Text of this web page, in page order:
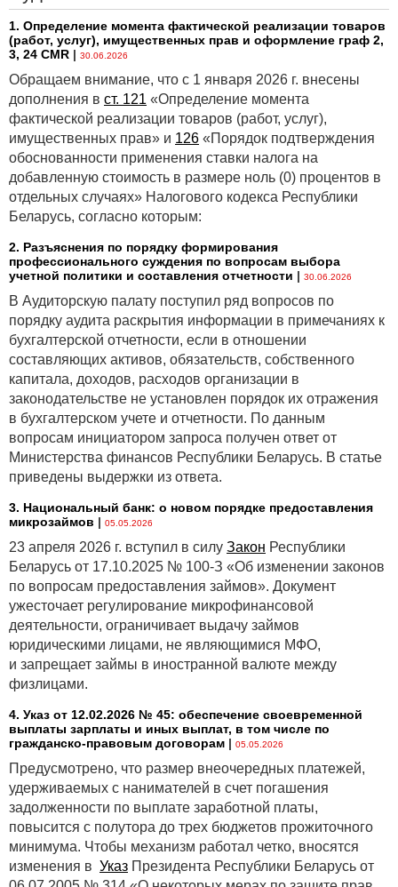
1. Определение момента фактической реализации товаров
(работ, услуг), имущественных прав и оформление граф 2,
3, 24 CMR | 30.06.2026
Обращаем внимание, что с 1 января 2026 г. внесены
дополнения в ст. 121 «Определение момента
фактической реализации товаров (работ, услуг),
имущественных прав» и 126 «Порядок подтверждения
обоснованности применения ставки налога на
добавленную стоимость в размере ноль (0) процентов в
отдельных случаях» Налогового кодекса Республики
Беларусь, согласно которым:
2. Разъяснения по порядку формирования
профессионального суждения по вопросам выбора
учетной политики и составления отчетности | 30.06.2026
В Аудиторскую палату поступил ряд вопросов по
порядку аудита раскрытия информации в примечаниях к
бухгалтерской отчетности, если в отношении
составляющих активов, обязательств, собственного
капитала, доходов, расходов организации в
законодательстве не установлен порядок их отражения
в бухгалтерском учете и отчетности. По данным
вопросам инициатором запроса получен ответ от
Министерства финансов Республики Беларусь. В статье
приведены выдержки из ответа.
3. Национальный банк: о новом порядке предоставления
микрозаймов | 05.05.2026
23 апреля 2026 г. вступил в силу Закон Республики
Беларусь от 17.10.2025 № 100-З «Об изменении законов
по вопросам предоставления займов». Документ
ужесточает регулирование микрофинансовой
деятельности, ограничивает выдачу займов
юридическими лицами, не являющимися МФО,
и запрещает займы в иностранной валюте между
физлицами.
4. Указ от 12.02.2026 № 45: обеспечение своевременной
выплаты зарплаты и иных выплат, в том числе по
гражданско-правовым договорам | 05.05.2026
Предусмотрено, что размер внеочередных платежей,
удерживаемых с нанимателей в счет погашения
задолженности по выплате заработной платы,
повысится с полутора до трех бюджетов прожиточного
минимума. Чтобы механизм работал четко, вносятся
изменения в Указ Президента Республики Беларусь от